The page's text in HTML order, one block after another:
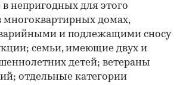
/ 00:00
непригодных для этого
домах,
и подлежащими сносу
семьи, имеющие двух и
детей; ветераны
отдельные категории